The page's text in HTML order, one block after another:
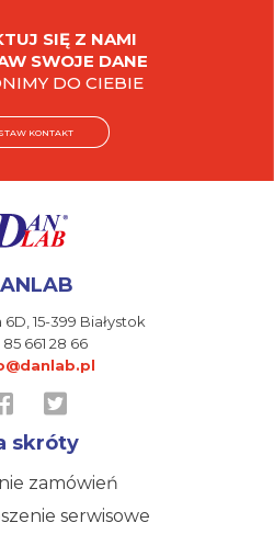
SIĘ Z NAMI
SWOJE DANE
DO CIEBIE
KONTAKT
6D,15-399 Białystok
661 28 66
skróty
zamówień
serwisowe